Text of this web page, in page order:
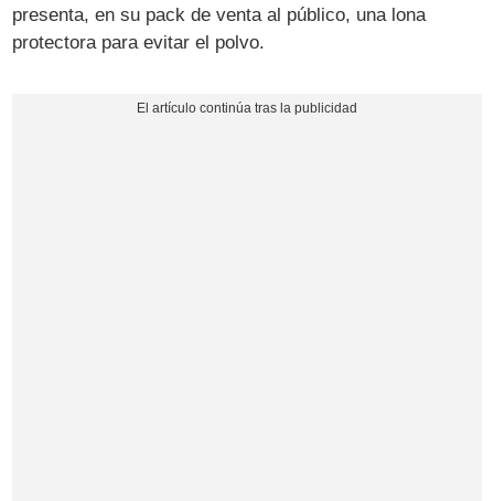
presenta, en su pack de venta al público, una lona
protectora para evitar el polvo.